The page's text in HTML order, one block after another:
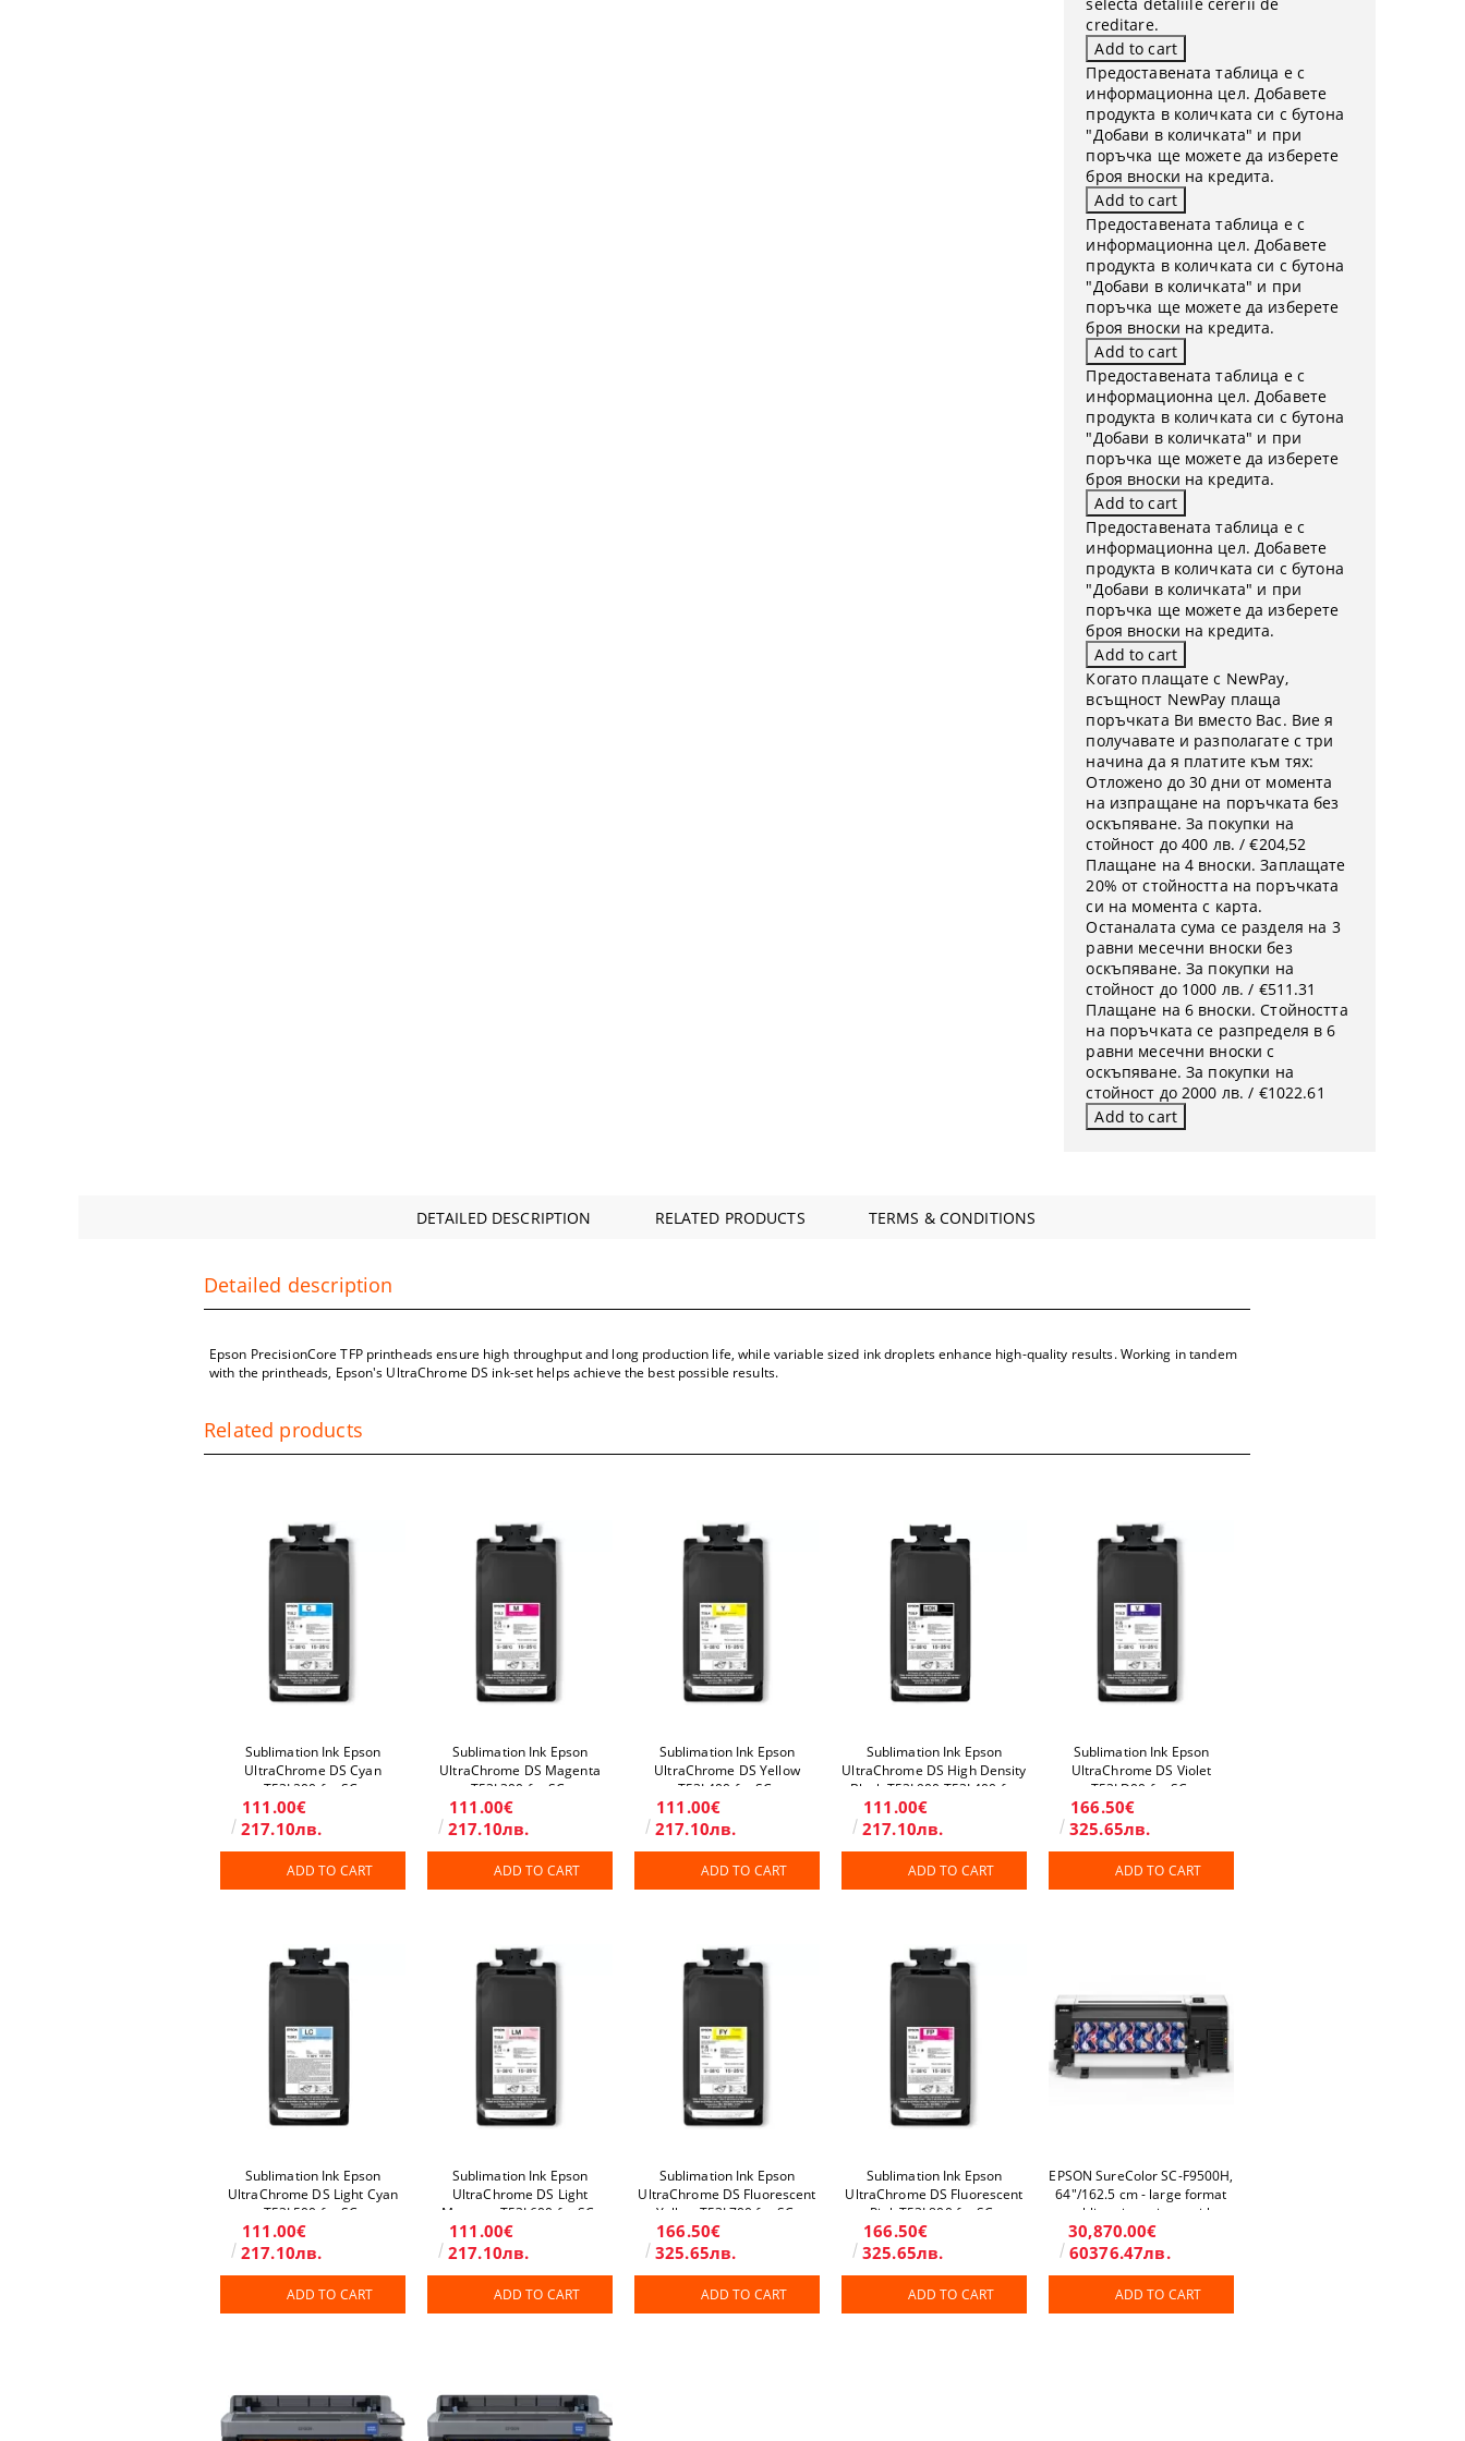
creditare.
Предоставената таблица е с
информационна цел. Добавете
продукта в количката си с бутона
"Добави в количката" и при
поръчка ще можете да изберете
броя вноски на кредита.
Предоставената таблица е с
информационна цел. Добавете
продукта в количката си с бутона
"Добави в количката" и при
поръчка ще можете да изберете
броя вноски на кредита.
Предоставената таблица е с
информационна цел. Добавете
продукта в количката си с бутона
"Добави в количката" и при
поръчка ще можете да изберете
броя вноски на кредита.
Предоставената таблица е с
информационна цел. Добавете
продукта в количката си с бутона
"Добави в количката" и при
поръчка ще можете да изберете
броя вноски на кредита.
Когато плащате с NewPay,
всъщност NewPay плаща
поръчката Ви вместо Вас. Вие я
получавате и разполагате с три
начина да я платите към тях:
Отложено до 30 дни от момента
на изпращане на поръчката без
оскъпяване. За покупки на
стойност до 400 лв. / €204,52
Плащане на 4 вноски. Заплащате
20% от стойността на поръчката
си на момента с карта.
Останалата сума се разделя на 3
равни месечни вноски без
оскъпяване. За покупки на
стойност до 1000 лв. / €511.31
Плащане на 6 вноски. Стойността
на поръчката се разпределя в 6
равни месечни вноски с
оскъпяване. За покупки на
стойност до 2000 лв. / €1022.61
DETAILED DESCRIPTION RELATED PRODUCTS TERMS & CONDITIONS
Detailed description
Epson PrecisionCore TFP printheads ensure high throughput and long production life, while variable sized ink droplets enhance high-quality results. Working in tandem
with the printheads, Epson's UltraChrome DS ink-set helps achieve the best possible results.
Related products
Sublimation Ink Epson
UltraChrome DS Cyan
T53L200 for SC-
F6400/F6400H/F9500/F9500H
111.00€
217.10лв.
ADD TO CART
Sublimation Ink Epson
UltraChrome DS Magenta
T53L300 for SC-
F6400/F6400H/F9500/F9500H
111.00€
217.10лв.
ADD TO CART
Sublimation Ink Epson
UltraChrome DS Yellow
T53L400 for SC-
F6400/F6400H/F9500/F9500H
111.00€
217.10лв.
ADD TO CART
Sublimation Ink Epson
UltraChrome DS High Density
Black T53L900 T53L400 for
SC-
F6400/F6400H/F9500/F9500H
111.00€
217.10лв.
ADD TO CART
Sublimation Ink Epson
UltraChrome DS Violet
T53LD00 for SC-
F6400H/F9500H
166.50€
325.65лв.
ADD TO CART
Sublimation Ink Epson
UltraChrome DS Light Cyan
T53L500 for SC-
F6400H/F9500H
111.00€
217.10лв.
ADD TO CART
Sublimation Ink Epson
UltraChrome DS Light
Magenta T53L600 for SC-
F6400H/F9500H
111.00€
217.10лв.
ADD TO CART
Sublimation Ink Epson
UltraChrome DS Fluorescent
Yellow T53L700 for SC-
F6400H/F9500H
166.50€
325.65лв.
ADD TO CART
Sublimation Ink Epson
UltraChrome DS Fluorescent
Pink T53L800 for SC-
F6400H/F9500H
166.50€
325.65лв.
ADD TO CART
EPSON SureColor SC-F9500H,
64"/162.5 cm - large format
sublimation printer with
genuine Epson ink - 6 colors
30,870.00€
60376.47лв.
ADD TO CART